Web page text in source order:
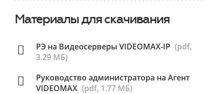
Материалы для скачивания
РЭ на Видеосерверы VIDEOMAX-IP (pdf,
3.29 МБ)
Руководство администратора на Агент
VIDEOMAX (pdf, 1.77 МБ)